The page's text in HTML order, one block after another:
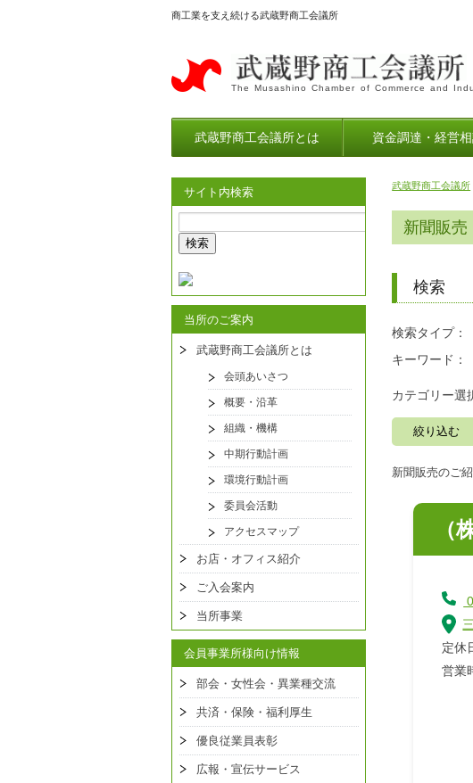
商工業を支え続ける武蔵野商工会議所
The Musashino Chamber of Commerce and
武蔵野商工会議所とは 資金調達・経営
サイト内検索
当所のご案内
武蔵野商工会議所とは
会頭あいさつ
概要・沿革
組織・機構
中期行動計画
環境行動計画
委員会活動
アクセスマップ
お店・オフィス紹介
ご入会案内
当所事業
会員事業所様向け情報
部会・女性会・異業種交流
共済・保険・福利厚生
優良従業員表彰
広報・宣伝サービス
武蔵野商工会議所
新聞販売
検索
検索タイプ：
キーワード：
カテゴリー選
新聞販売のご紹
（
定休
営業